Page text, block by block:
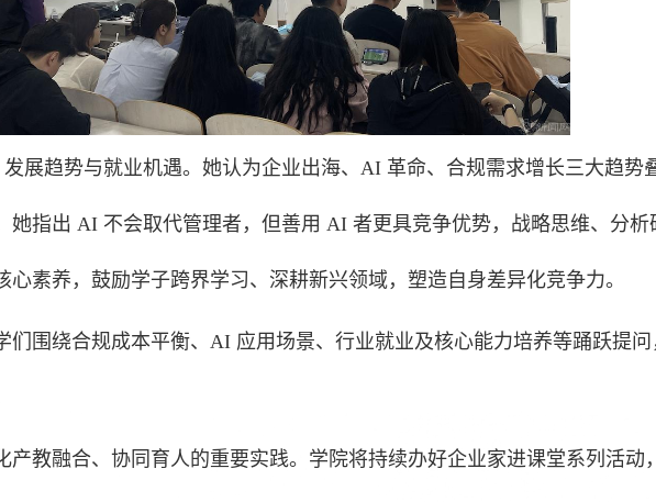
展趋势与就业机遇。她认为企业出海、AI 革命、合规需求增长三大趋势
她指出 AI 不会取代管理者，但善用 AI 者更具竞争优势，战略思维、分析
心素养，鼓励学子跨界学习、深耕新兴领域，塑造自身差异化竞争力。
们围绕合规成本平衡、AI 应用场景、行业就业及核心能力培养等踊跃提问
产教融合、协同育人的重要实践。学院将持续办好企业家进课堂系列活动